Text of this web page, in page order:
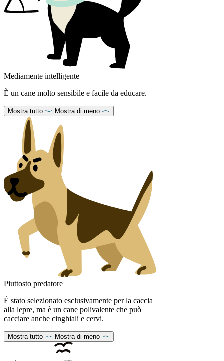
Mediamente intelligente
È un cane molto sensibile e facile da educare.
Mostra tutto Mostra di meno
Piuttosto predatore
È stato selezionato esclusivamente per la caccia
alla lepre, ma è un cane polivalente che può
cacciare anche cinghiali e cervi.
Mostra tutto Mostra di meno